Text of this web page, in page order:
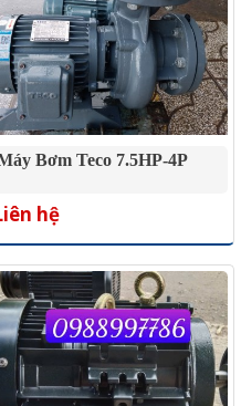
Bơm Teco 7.5HP-4P
hệ